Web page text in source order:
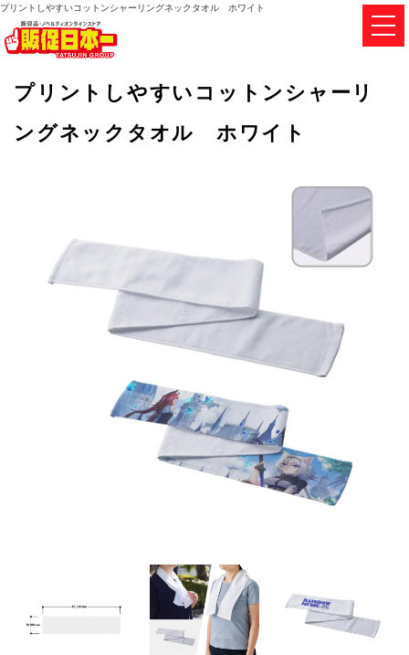
プリントしやすいコットンシャーリングネックタオル ホワイト
プリントしやすいコットンシャーリ
ングネックタオル ホワイト